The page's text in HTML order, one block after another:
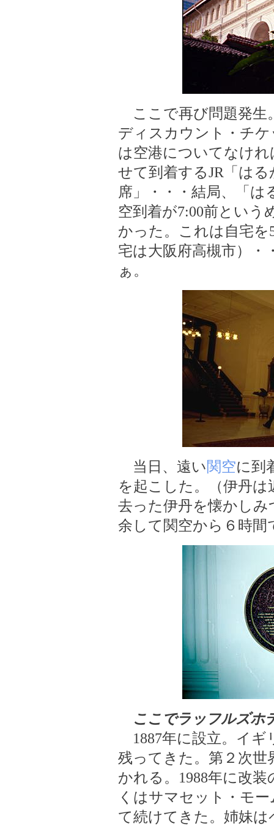
ここで再び問題発生
ディスカウント・チ
は空港についてなけ
せて到着するJR「は
席」・・・結局、「は
空到着が7:00前という
かった。これは自宅
宅は大阪府高槻市）・
ぁ。
当日、遠い関空に到
を起こした。（伊丹
去った伊丹を懐かし
余して関空から６時
ここでラッフルズホ
1887年に設立。イギ
残ってきた。第２次世
かれる。1988年に改装
くはサマセット・モ
て続けてきた。姉妹